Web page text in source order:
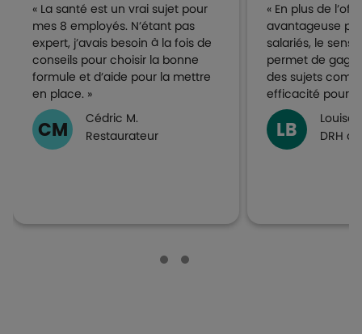
« La santé est un vrai sujet pour
mes 8 employés. N’étant pas
expert, j’avais besoin à la fois de
conseils pour choisir la bonne
formule et d’aide pour la mettre
en place. »
CM
Cédric M.
Restaurateur
« En plus de
avantageuse
salariés, le sens
permet de
des sujets
efficacité pour
LB
Louise
DRH